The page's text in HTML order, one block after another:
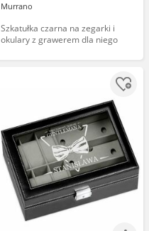
Murrano
Szkatułka czarna na zegarki i
okulary z grawerem dla niego